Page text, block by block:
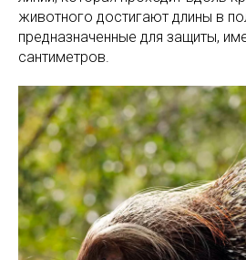
животного достигают длины в
предназначенные для защиты,
сантиметров.